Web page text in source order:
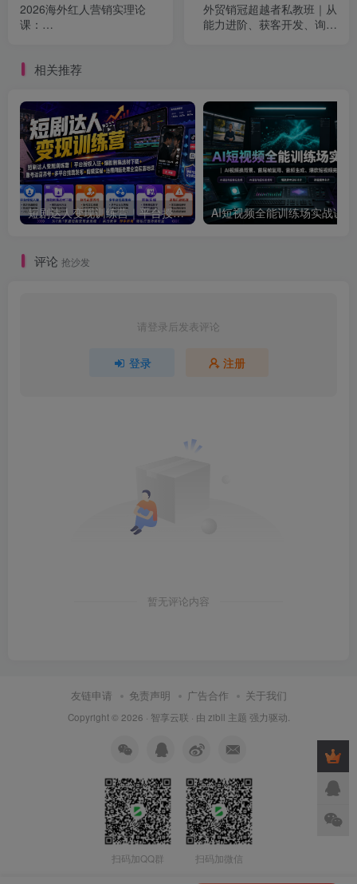
2026海外红人营销实理论
课：
拆解
外贸销冠超越者私教班｜从
能力进阶、获客开发、询盘
相关推荐
短剧达人变现训练营｜平台授权入驻+爆款剧集选材下载+账号运营养号+多平台挂载发布+剪辑实操+违规问题处理全流程落地课
评论 抢沙发
请登录后发表评论
登录 注册
暂无评论内容
友链申请 免责声明 广告合作 关于我们
Copyright © 2026 · 智享云联 · 由 zibll 主题 强力驱动.
扫码加QQ群 扫码加微信